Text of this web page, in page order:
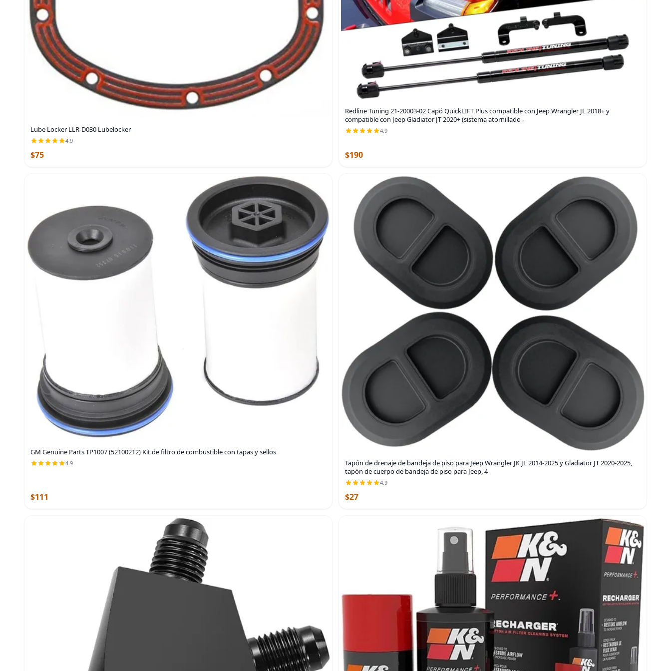
Lube Locker LLR-D030 Lubelocker
4.9
$75
Redline Tuning 21-20003-02 Capó QuickLIFT Plus compatible con Jeep Wrangler JL 2018+ y
compatible con Jeep Gladiator JT 2020+ (sistema atornillado -
4.9
$190
GM Genuine Parts TP1007 (52100212) Kit de filtro de combustible con tapas y sellos
4.9
$111
Tapón de drenaje de bandeja de piso para Jeep Wrangler JK JL 2014-2025 y Gladiator JT 2020-2025,
tapón de cuerpo de bandeja de piso para Jeep, 4
4.9
$27